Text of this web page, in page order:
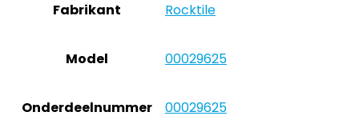
Fabrikant ‎Rocktile
Model ‎00029625
Onderdeelnummer ‎00029625